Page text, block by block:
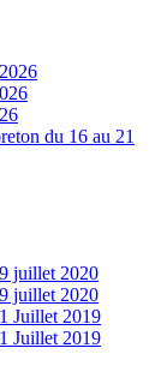
du 16 au 21
juillet 2020
juillet 2020
Juillet 2019
Juillet 2019